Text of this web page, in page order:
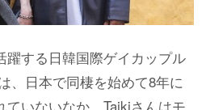
する日韓国際ゲイカップル
、日本で同棲を始めて8年に
いないなか、Taikiさんはモ